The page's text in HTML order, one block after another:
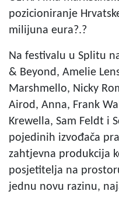
pozicioniranje
milijuna eura?.?
Na festivalu u Splitu
& Beyond, Amelie
Marshmello, Nicky
Airod, Anna, Frank
Krewella, Sam Feldt i
pojedinih izvođača
zahtjevna produkcija
posjetitelja na
jednu novu razinu,